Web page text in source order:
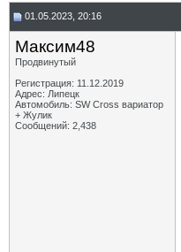
01.05.2023, 20:16
Максим48
Продвинутый
Регистрация: 11.12.2019
Адрес: Липецк
Автомобиль: SW Cross вариатор
+ Жулик
Сообщений: 2,438